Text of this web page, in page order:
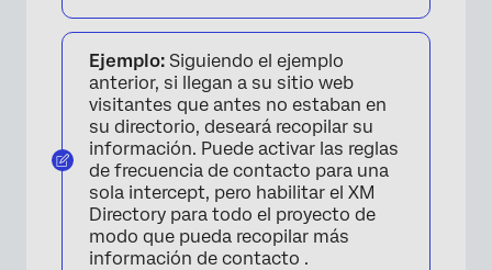
Ejemplo: Siguiendo el ejemplo
anterior, si llegan a su sitio web
visitantes que antes no estaban en
su directorio, deseará recopilar su
información. Puede activar las reglas
de frecuencia de contacto para una
sola intercept, pero habilitar el XM
Directory para todo el proyecto de
modo que pueda recopilar más
información de contacto .